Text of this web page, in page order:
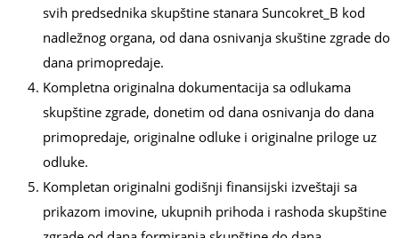
svih predsednika skupštine stanara Suncokret_B kod
nadležnog organa, od dana osnivanja skuštine zgrade do
dana primopredaje.
Kompletna originalna dokumentacija sa odlukama
skupštine zgrade, donetim od dana osnivanja do dana
primopredaje, originalne odluke i originalne priloge uz
odluke.
Kompletan originalni godišnji finansijski izveštaji sa
prikazom imovine, ukupnih prihoda i rashoda skupštine